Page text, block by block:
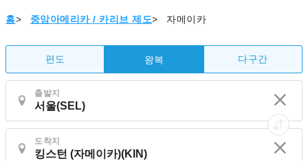
홈> 중앙아메리카 / 카리브 제도> 자메이카
편도 왕복 다구간
출발지
도착지